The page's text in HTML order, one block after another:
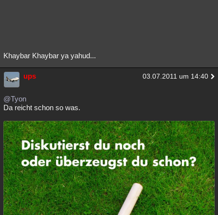
Khaybar Khaybar ya yahud...
ups 03.07.2011 um 14:40
@Tyon
Da reicht schon so was.